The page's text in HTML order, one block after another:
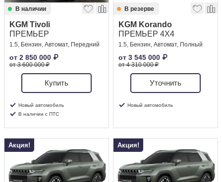
В наличии
KGM Tivoli
ПРЕМЬЕР
1.5, Бензин, Автомат, Передний
от 2 850 000 ₽
от 3 600 000 ₽
Купить
Новый автомобиль
В наличии с ПТС
В резерве
KGM Korando
ПРЕМЬЕР 4X4
1.5, Бензин, Автомат, Полный
от 3 545 000 ₽
от 4 310 000 ₽
Уточнить
Новый автомобиль
Акция! Акция!